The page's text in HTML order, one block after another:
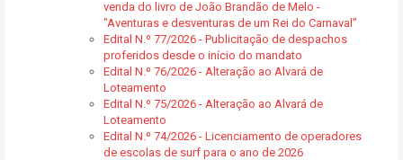
venda do livro de João Brandão de Melo -
"Aventuras e desventuras de um Rei do Carnaval"
Edital N.º 77/2026 - Publicitação de despachos
proferidos desde o início do mandato
Edital N.º 76/2026 - Alteração ao Alvará de
Loteamento
Edital N.º 75/2026 - Alteração ao Alvará de
Loteamento
Edital N.º 74/2026 - Licenciamento de operadores
de escolas de surf para o ano de 2026